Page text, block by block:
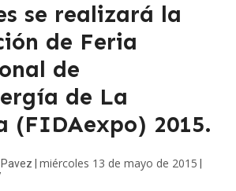
se realizará la
de Feria
de
de La
(FIDAexpo) 2015.
| miércoles 13 de mayo de 2015